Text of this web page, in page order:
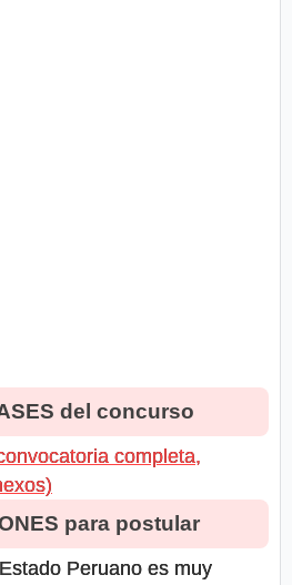
del concurso
completa,
para postular
Peruano es muy